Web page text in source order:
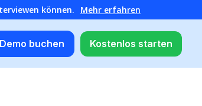
können. Mehr erfahren
Demo buchen Kostenlos starten